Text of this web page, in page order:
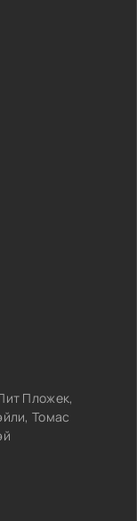
Пложек,
Томас